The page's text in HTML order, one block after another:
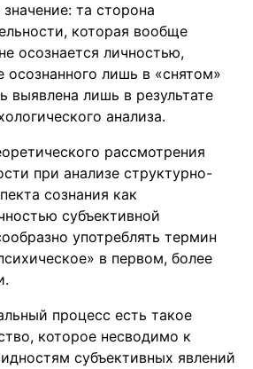
та сторона
которая вообще
осознается личностью,
осознанного лишь в «снятом»
выявлена лишь в результате
анализа.
рассмотрения
при анализе структурно-
сознания как
субъективной
употреблять термин
в первом, более
процесс есть такое
которое несводимо к
субъективных явлений